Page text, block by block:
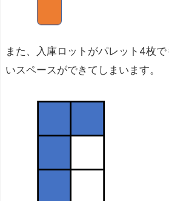
また、入庫ロットがパレット4枚
いスペースができてしまいます。